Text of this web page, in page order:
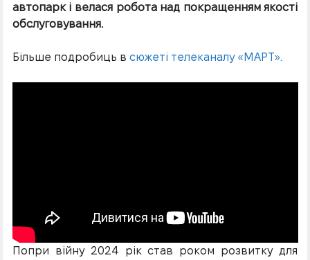
автопарк і велася робота над покращенням якості
обслуговування.
Більше подробиць в сюжеті телеканалу «МАРТ».
Попри війну 2024 рік став роком розвитку для